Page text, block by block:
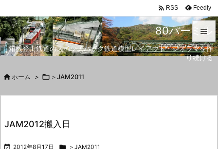
80パーミル
箱根登山鉄道のスイッチバック鉄道模型レイアウト・ジオラマを作
り続ける


メニュ
 RSS Feedly
 ホーム >  ＞JAM2011
JAM2012搬入日
 2012年8月17日  ＞JAM2011